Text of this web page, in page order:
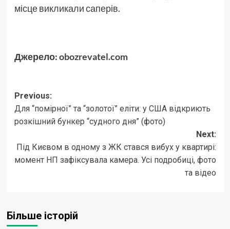
місце викликали саперів.
Джерело:obozrevatel.com
Post
navigation
Previous:
Для “помірної” та “золотої” еліти: у США відкриють
розкішний бункер “судного дня” (фото)
Next:
Під Києвом в одному з ЖК стався вибух у квартирі:
момент НП зафіксувала камера. Усі подробиці, фото
та відео
Більше історій